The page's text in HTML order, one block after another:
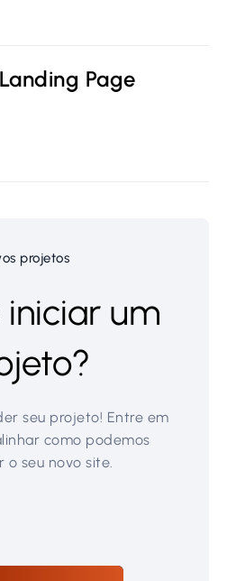
Page
projetos
um
seu projeto! Entre em
como podemos
o seu novo site.